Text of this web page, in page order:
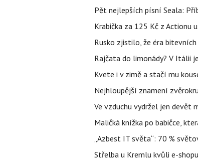
Pět nejlepších písní Seala:
Krabička za 125 Kč z Actionu
Rusko zjistilo, že éra
Rajčata do limonády? V Itálii
Kvete i v zimě a stačí mu
Nejhloupější znamení
Ve vzduchu vydržel jen
Maličká knížka po babičce,
„Azbest IT světa“: 70 %
Střelba u Kremlu kvůli e-